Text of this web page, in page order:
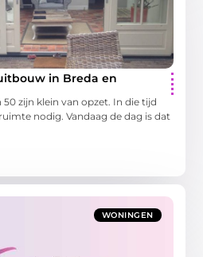
in Breda en
zijn klein van opzet. In die tijd
nodig. Vandaag de dag is dat
WONINGEN